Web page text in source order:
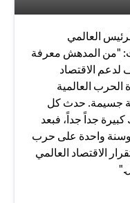
العالمي
"من المدهش معرفة
لدعم الاقتصاد
الحرب العالمية
جسيمة. حدث كل
جداً جداً، فبعد
وسنة واحدة على حرب
الاقتصاد العالمي